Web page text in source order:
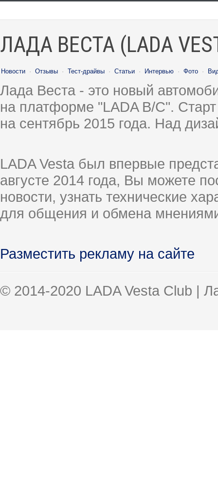
ЛАДА ВЕСТА (LADA
Новости · Отзывы · Тест-драйвы · Статьи · Интервью · Фото ·
Лада Веста - это новый
на платформе "LADA B/C".
на сентябрь 2015 года. Над
LADA Vesta был впервые
августе 2014 года, Вы можете
новости, узнать технические
для общения и обмена
Разместить рекламу на сайте
© 2014-2020 LADA Vesta Club |